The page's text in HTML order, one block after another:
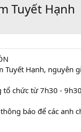
Tuyết Hạnh
Tuyết Hạnh,
tổ chức từ 7h30 -
báo để các anh